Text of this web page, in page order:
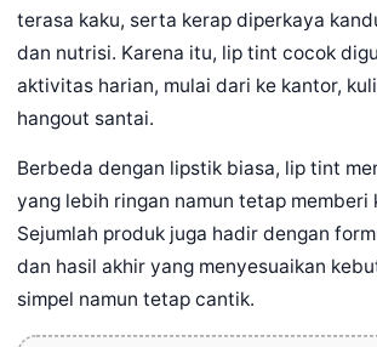
terasa kaku, serta kerap diperkaya
dan nutrisi. Karena itu, lip tint cocok
aktivitas harian, mulai dari ke kantor,
hangout santai.
Berbeda dengan lipstik biasa, lip tint
yang lebih ringan namun tetap memberi
Sejumlah produk juga hadir dengan
dan hasil akhir yang menyesuaikan
simpel namun tetap cantik.